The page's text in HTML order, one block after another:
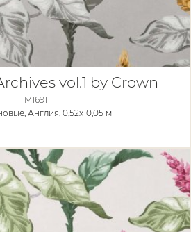
vol.1 by Crown
M1691
Англия, 0,52x10,05 м